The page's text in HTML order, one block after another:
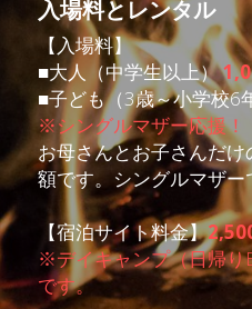
入場料とレンタル
【入場料】
■大人（中学生以上）
■子ども（3歳～小学校6
※シングルマザー応援！
お母さんとお子さんだ
額です。シングルマザ
【宿泊サイト料金】
※デイキャンプ（日帰り
です。